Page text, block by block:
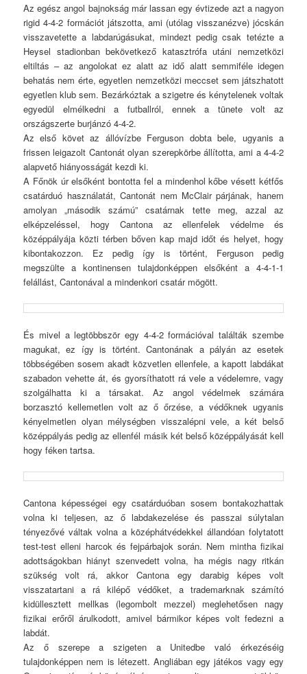
Az egész angol bajnokság már lassan egy évtizede azt a nagyon
rigid 4-4-2 formációt játszotta, ami (utólag visszanézve) jócskán
visszavetette a labdarúgásukat, mindezt pedig csak tetézte a
Heysel stadionban bekövetkező katasztrófa utáni nemzetközi
eltiltás – az angolokat ez alatt az idő alatt semmiféle idegen
behatás nem érte, egyetlen nemzetközi meccset sem játszhatott
egyetlen klub sem. Bezárkóztak a szigetre és kénytelenek voltak
egyedül elmélkedni a futballról, ennek a tünete volt az
országszerte burjánzó 4-4-2.
Az első követ az állóvízbe Ferguson dobta bele, ugyanis a
frissen leigazolt Cantonát olyan szerepkörbe állította, ami a 4-4-2
alapvető hiányosságát kezdi ki.
A Főnök úr elsőként bontotta fel a mindenhol kőbe vésett kétfős
csatárduó használatát, Cantonát nem McClair párjának, hanem
amolyan „második számú” csatárnak tette meg, azzal az
elképzeléssel, hogy Cantona az ellenfelek védelme és
középpályája közti térben bőven kap majd időt és helyet, hogy
kibontakozzon. Ez pedig így is történt, Ferguson pedig
megszülte a kontinensen tulajdonképpen elsőként a 4-4-1-1
felállást, Cantonával a mindenkori csatár mögött.
És mivel a legtöbbször egy 4-4-2 formációval találták szembe
magukat, ez így is történt. Cantonának a pályán az esetek
többségében sosem akadt közvetlen ellenfele, a kapott labdákat
szabadon vehette át, és gyorsíthatott rá vele a védelemre, vagy
szolgálhatta ki a társakat. Az angol védelmek számára
borzasztó kellemetlen volt az ő őrzése, a védőknek ugyanis
kényelmetlen olyan mélységben visszalépni vele, a két belső
középpályás pedig az ellenfél másik két belső középpályását kell
hogy féken tartsa.
Cantona képességei egy csatárduóban sosem bontakozhattak
volna ki teljesen, az ő labdakezelése és passzai súlytalan
tényezővé váltak volna a középhátvédekkel állandóan folytatott
test-test elleni harcok és fejpárbajok során. Nem mintha fizikai
adottságokban hiányt szenvedett volna, ha mégis nagy ritkán
szükség volt rá, akkor Cantona egy darabig képes volt
visszatartani a rá kilépő védőket, a trademarknak számító
kidüllesztett mellkas (legombolt mezzel) meglehetősen nagy
fizikai erőről árulkodott, amivel bármikor képes volt fedezni a
labdát.
Az ő szerepe a szigeten a Unitedbe való érkezéséig
tulajdonképpen nem is létezett. Angliában egy játékos vagy egy